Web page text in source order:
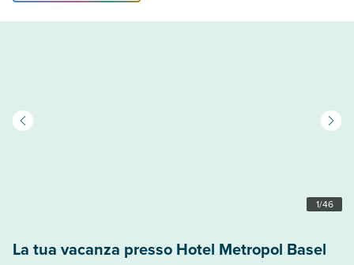
1/46
La tua vacanza presso Hotel Metropol Basel